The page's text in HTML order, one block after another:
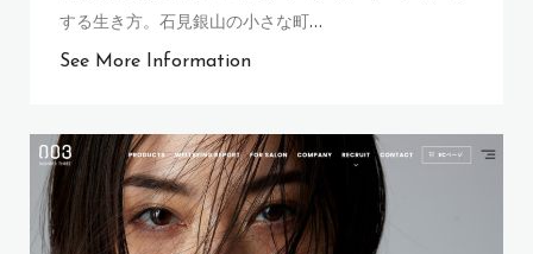
する生き方。石見銀山の小さな町…
See More Information